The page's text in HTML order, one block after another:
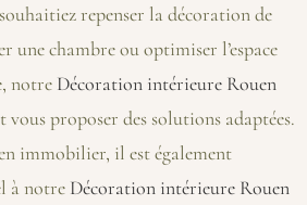
repenser la décoration de
une chambre ou optimiser l’espace
notre Décoration intérieure Rouen
vous proposer des solutions adaptées.
immobilier, il est également
à notre Décoration intérieure Rouen